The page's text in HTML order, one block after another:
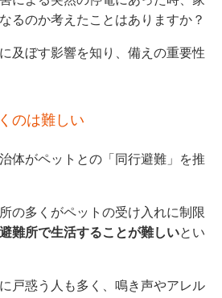
るのか考えたことはありますか？
及ぼす影響を知り、備えの重要性
のは難しい
体がペットとの「同行避難」を推
の多くがペットの受け入れに制限
難所で生活することが難しいとい
戸惑う人も多く、鳴き声やアレル